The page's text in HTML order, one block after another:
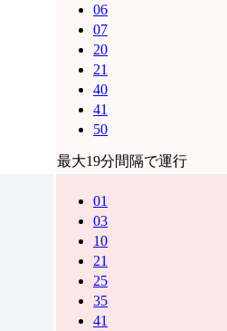
06
07
20
21
40
41
50
最大19分間隔で運行
01
03
10
21
25
35
41